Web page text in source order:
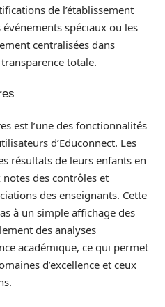
de l’établissement
spéciaux ou les
centralisées dans
totale.
est l’une des fonctionnalités
d’Educonnect. Les
résultats de leurs enfants en
des contrôles et
des enseignants. Cette
à un simple affichage des
des analyses
académique, ce qui permet
d’excellence et ceux